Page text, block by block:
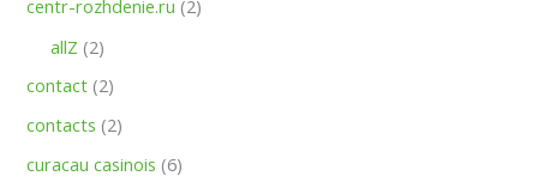
centr-rozhdenie.ru (2)
allZ (2)
contact (2)
contacts (2)
curacau casinois (6)